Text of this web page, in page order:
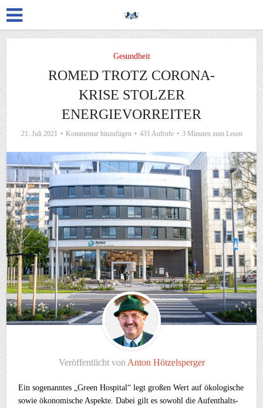
Gesundheit
ROMED TROTZ CORONA-
KRISE STOLZER
ENERGIEVORREITER
21. Juli 2021 Kommentar hinzufügen 431 Aufrufe 3 Minuten zum Lesen
Veröffentlicht von Anton Hötzelsperger
Ein sogenanntes „Green Hospital“ legt großen Wert auf ökologische
sowie ökonomische Aspekte. Dabei gilt es sowohl die Aufenthalts-